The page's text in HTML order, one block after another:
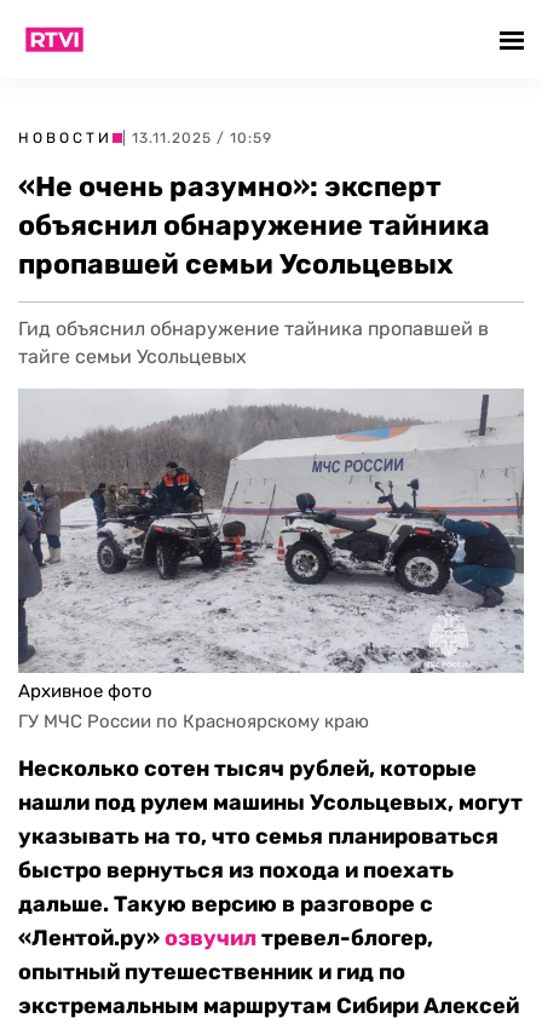
НОВОСТИ | 13.11.2025 / 10:59
«Не очень разумно»: эксперт
объяснил обнаружение тайника
пропавшей семьи Усольцевых
Гид объяснил обнаружение тайника пропавшей в
тайге семьи Усольцевых
Архивное фото
ГУ МЧС России по Красноярскому краю
Несколько сотен тысяч рублей, которые
нашли под рулем машины Усольцевых, могут
указывать на то, что семья планироваться
быстро вернуться из похода и поехать
дальше. Такую версию в разговоре с
«Лентой.ру»озвучилтревел-блогер,
опытный путешественник и гид по
экстремальным маршрутам Сибири Алексей